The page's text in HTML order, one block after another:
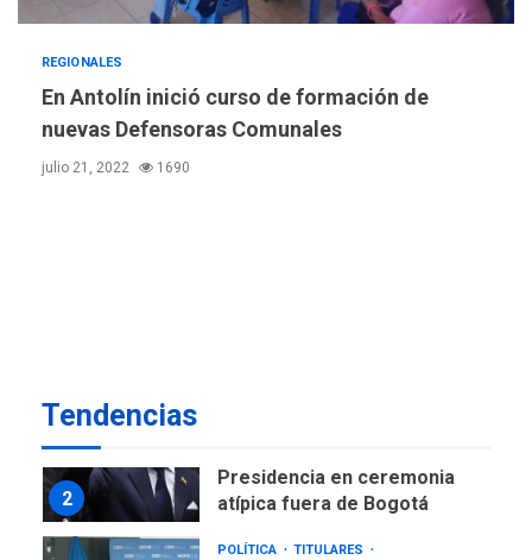
REGIONALES
En Antolín inició curso de formación de
nuevas Defensoras Comunales
julio 21, 2022 1690
Tendencias
6
nuevamente limitar
GUERRA EN EL MUNDO
TITULARES
2
Presidencia en ceremonia
atípica fuera de Bogotá
POLÍTICA
TITULARES